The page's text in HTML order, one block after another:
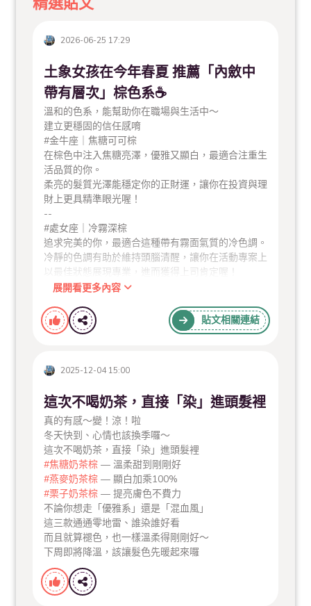
2026-06-25 17:29
土象女孩在今年春夏 推薦「內斂中
帶有層次」棕色系☕
溫和的色系，能幫助你在職場與生活中～
建立更穩固的信任感唷
#金牛座｜焦糖可可棕
在棕色中注入焦糖亮澤，優雅又顯白，最適合注重生
活品質的你。
柔亮的髮質光澤能穩定你的正財運，讓你在投資與理
財上更具精準眼光喔！
--
#處女座｜冷霧深棕
追求完美的你，最適合這種帶有霧面氣質的冷色調。
冷靜的色調有助於維持頭腦清醒，讓你在活動專案上
以最佳狀態展現專業，進而獲得上司肯定喔！
黑茶色在光線下會透出微量棕色，猶如魔羯藏於低調
裡的細節。
．﹒‧°∴°☆．﹒‧°∴°﹒☆°．﹒‧°∴°☆
「用初春特調‧2026染出你的好運！」
https://www.milanhair.com.tw/column/detail/84/
#三月限定活動即將到期
指定燙or染、洗+護流程 可享優惠1380元
https://www.milanhair.com.tw/news/detail/62/
．﹒‧°∴°☆．﹒‧°∴°﹒☆°．﹒‧°∴°☆
| 米蘭時尚髮型金華店 |#台南護髮
台南市南區金華路二段419號
營業時間 每周二至六10:30～晚上7:30
展開看更多內容
貼文相關連結
2025-12-04 15:00
這次不喝奶茶，直接「染」進頭髮裡
真的有感～變！涼！啦
冬天快到、心情也該換季囉～
這次不喝奶茶，直接「染」進頭髮裡
#焦糖奶茶棕 — 溫柔甜到剛剛好
#燕麥奶茶棕 — 顯白加乘100%
#栗子奶茶棕 — 提亮膚色不費力
不論你想走「優雅系」還是「混血風」
這三款通通零地雷、誰染誰好看
而且就算褪色，也一樣溫柔得剛剛好～
下周即將降溫，該讓髮色先暖起來囉